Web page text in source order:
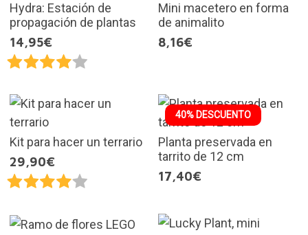
Hydra: Estación de
propagación de plantas
14,95€
Mini macetero en forma
de animalito
8,16€
Kit para hacer un terrario
29,90€
40% DESCUENTO
Planta preservada en
tarrito de 12 cm
17,40€